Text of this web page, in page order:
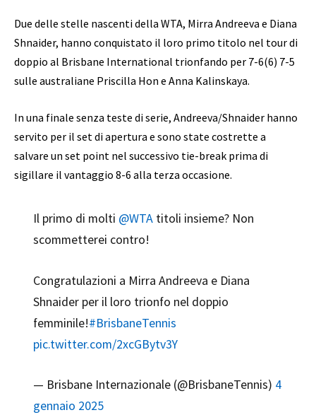
Due delle stelle nascenti della WTA, Mirra Andreeva e Diana
Shnaider, hanno conquistato il loro primo titolo nel tour di
doppio al Brisbane International trionfando per 7-6(6) 7-5
sulle australiane Priscilla Hon e Anna Kalinskaya.
In una finale senza teste di serie, Andreeva/Shnaider hanno
servito per il set di apertura e sono state costrette a
salvare un set point nel successivo tie-break prima di
sigillare il vantaggio 8-6 alla terza occasione.
Il primo di molti @WTAtitoli insieme? Non
scommetterei contro!
Congratulazioni a Mirra Andreeva e Diana
Shnaider per il loro trionfo nel doppio
femminile!#BrisbaneTennis
pic.twitter.com/2xcGBytv3Y
— Brisbane Internazionale (@BrisbaneTennis) 4
gennaio 2025